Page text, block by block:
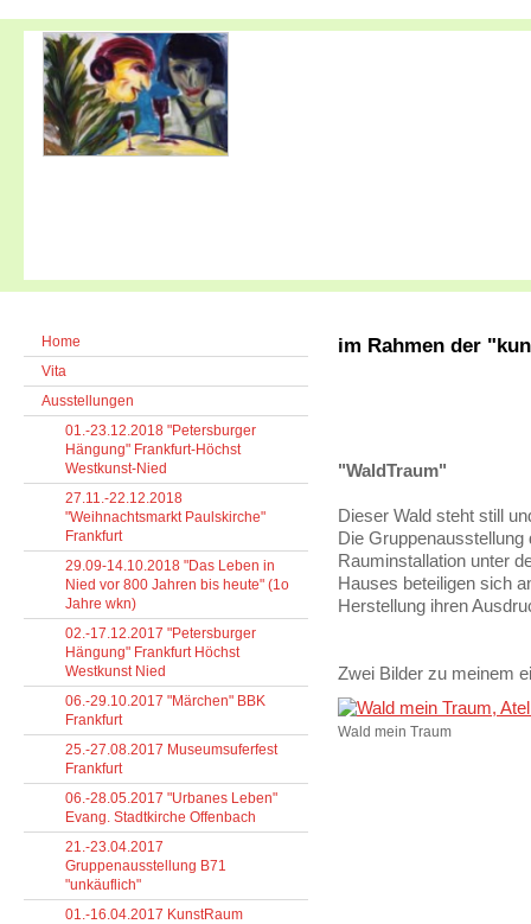
Home
Vita
Ausstellungen
01.-23.12.2018 "Petersburger
Hängung" Frankfurt-Höchst
Westkunst-Nied
27.11.-22.12.2018
"Weihnachtsmarkt Paulskirche"
Frankfurt
29.09-14.10.2018 "Das Leben in
Nied vor 800 Jahren bis heute" (1o
Jahre wkn)
02.-17.12.2017 "Petersburger
Hängung" Frankfurt Höchst
Westkunst Nied
06.-29.10.2017 "Märchen" BBK
Frankfurt
25.-27.08.2017 Museumsuferfest
Frankfurt
06.-28.05.2017 "Urbanes Leben"
Evang. Stadtkirche Offenbach
21.-23.04.2017
Gruppenausstellung B71
"unkäuflich"
01.-16.04.2017 KunstRaum
im Rahmen der
"WaldTraum"
Dieser Wald steht still
Die
Rauminstallation unter
Hauses beteiligen sich
Herstellung ihren
Zwei Bilder zu meinem
Wald mein Traum